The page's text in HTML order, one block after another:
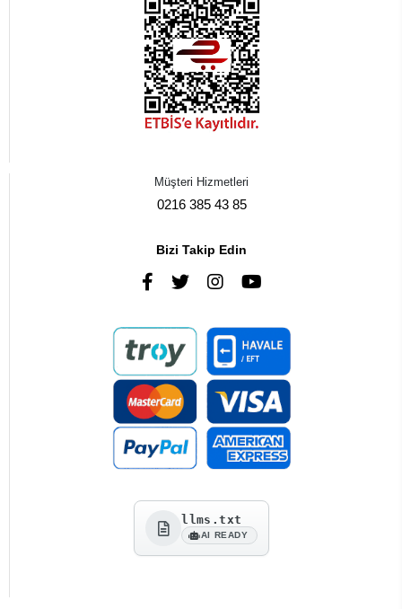
Müşteri Hizmetleri
0216 385 43 85
Bizi Takip Edin
llms.txt
AI READY